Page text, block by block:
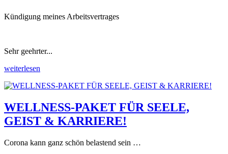
Kündigung meines Arbeitsvertrages
Sehr geehrter...
weiterlesen
WELLNESS-PAKET FÜR SEELE,
GEIST & KARRIERE!
Corona kann ganz schön belastend sein …